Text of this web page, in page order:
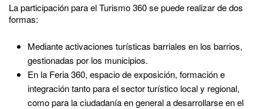
La participación para el Turismo 360 se puede realizar de dos
formas:
Mediante activaciones turísticas barriales en los barrios,
gestionadas por los municipios.
En la Feria 360, espacio de exposición, formación e
integración tanto para el sector turístico local y regional,
como para la ciudadanía en general a desarrollarse en el